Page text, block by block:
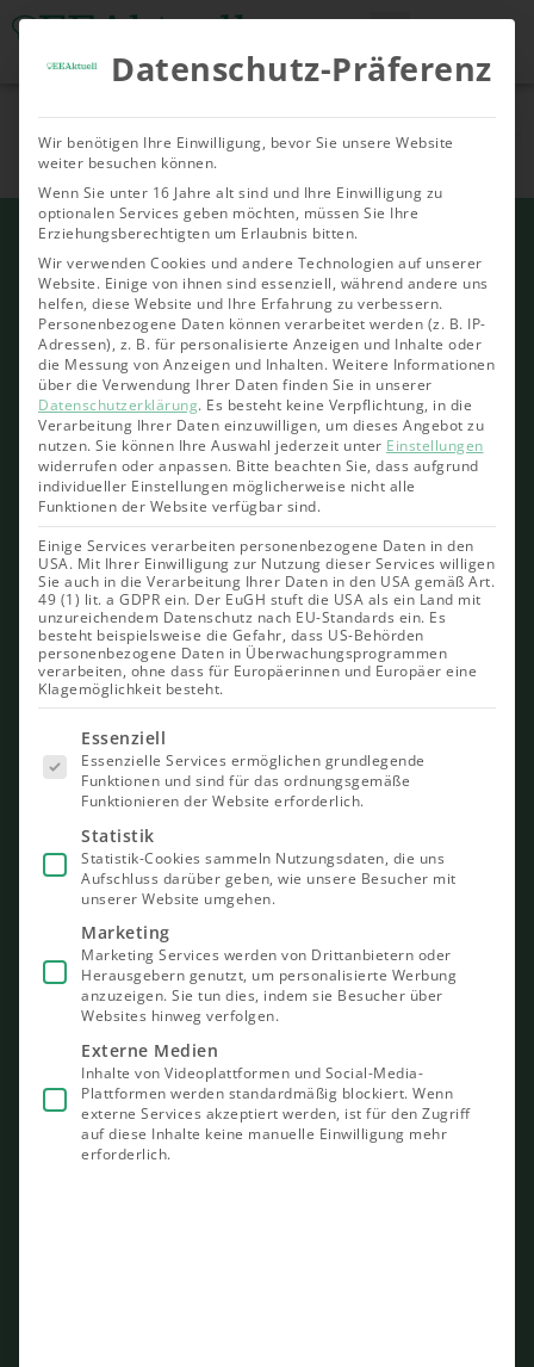
Nachhaltige
Investments
Allgemein Bioenergie
Datenschutz-Präferenz
Wir benötigen Ihre Einwilligung, bevor Sie unsere Website
weiter besuchen können.
Wenn Sie unter 16 Jahre alt sind und Ihre Einwilligung zu
optionalen Services geben möchten, müssen Sie Ihre
Erziehungsberechtigten um Erlaubnis bitten.
Wir verwenden Cookies und andere Technologien auf unserer
Website. Einige von ihnen sind essenziell, während andere uns
helfen, diese Website und Ihre Erfahrung zu verbessern.
Personenbezogene Daten können verarbeitet werden (z. B. IP-
Adressen), z. B. für personalisierte Anzeigen und Inhalte oder
die Messung von Anzeigen und Inhalten. Weitere Informationen
über die Verwendung Ihrer Daten finden Sie in unserer
Datenschutzerklärung. Es besteht keine Verpflichtung, in die
Verarbeitung Ihrer Daten einzuwilligen, um dieses Angebot zu
nutzen. Sie können Ihre Auswahl jederzeit unter Einstellungen
widerrufen oder anpassen. Bitte beachten Sie, dass aufgrund
individueller Einstellungen möglicherweise nicht alle
Funktionen der Website verfügbar sind.
Einige Services verarbeiten personenbezogene Daten in den
USA. Mit Ihrer Einwilligung zur Nutzung dieser Services willigen
Sie auch in die Verarbeitung Ihrer Daten in den USA gemäß Art.
49 (1) lit. a GDPR ein. Der EuGH stuft die USA als ein Land mit
unzureichendem Datenschutz nach EU-Standards ein. Es
besteht beispielsweise die Gefahr, dass US-Behörden
personenbezogene Daten in Überwachungsprogrammen
verarbeiten, ohne dass für Europäerinnen und Europäer eine
Klagemöglichkeit besteht.
Es folgt
eine Liste
der Service-
Gruppen,
für die eine
Einwilligung
erteilt
werden
kann. Die
erste
Service-
Gruppe ist
essenziell
und kann
nicht
abgewählt
Essenziell
Essenzielle Services ermöglichen grundlegende
Funktionen und sind für das ordnungsgemäße
Funktionieren der Website erforderlich.
Statistik
Statistik-Cookies sammeln Nutzungsdaten, die uns
Aufschluss darüber geben, wie unsere Besucher mit
unserer Website umgehen.
Marketing
Marketing Services werden von Drittanbietern oder
Herausgebern genutzt, um personalisierte Werbung
anzuzeigen. Sie tun dies, indem sie Besucher über
Websites hinweg verfolgen.
Externe Medien
Inhalte von Videoplattformen und Social-Media-
Plattformen werden standardmäßig blockiert. Wenn
externe Services akzeptiert werden, ist für den Zugriff
auf diese Inhalte keine manuelle Einwilligung mehr
erforderlich.